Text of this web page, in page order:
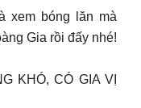
xem bóng lăn mà
Gia rồi đấy nhé!
KHÓ, CÓ GIA VỊ